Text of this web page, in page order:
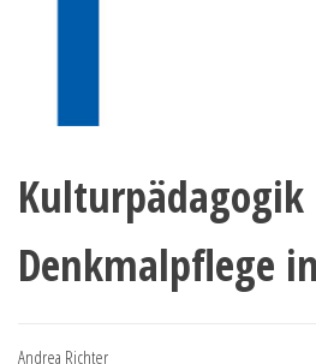
Kulturpädagogik
Denkmalpflege
Andrea Richter